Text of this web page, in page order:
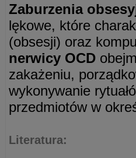
Zaburzenia
lękowe, które
(obsesji) oraz
nerwicy OCD
zakażeniu,
wykonywanie
przedmiotów w
Literatura: